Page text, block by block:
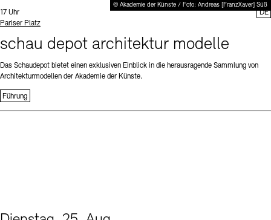
© Akademie der Künste / Foto: Andreas [FranzXaver] Süß
Uhrzeit:
17 Uhr
Standort
Pariser Platz
schau depot architektur modelle
Das Schaudepot bietet einen exklusiven Einblick in die herausragende Sammlung von
Architekturmodellen der Akademie der Künste.
Führung
DE